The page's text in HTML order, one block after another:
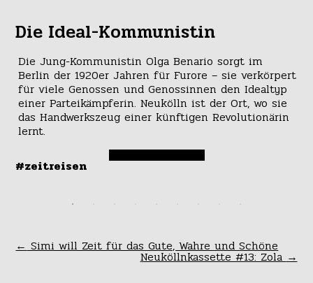
Die Ideal-Kommunistin
Die Jung-Kommunistin Olga Benario sorgt im
Berlin der 1920er Jahren für Furore – sie verkörpert
für viele Genossen und Genossinnen den Idealtyp
einer Parteikämpferin. Neukölln ist der Ort, wo sie
das Handwerkszeug einer künftigen Revolutionärin
lernt.
#zeitreisen
←Simi will Zeit für das Gute, Wahre und Schöne
Neuköllnkassette #13: Zola→